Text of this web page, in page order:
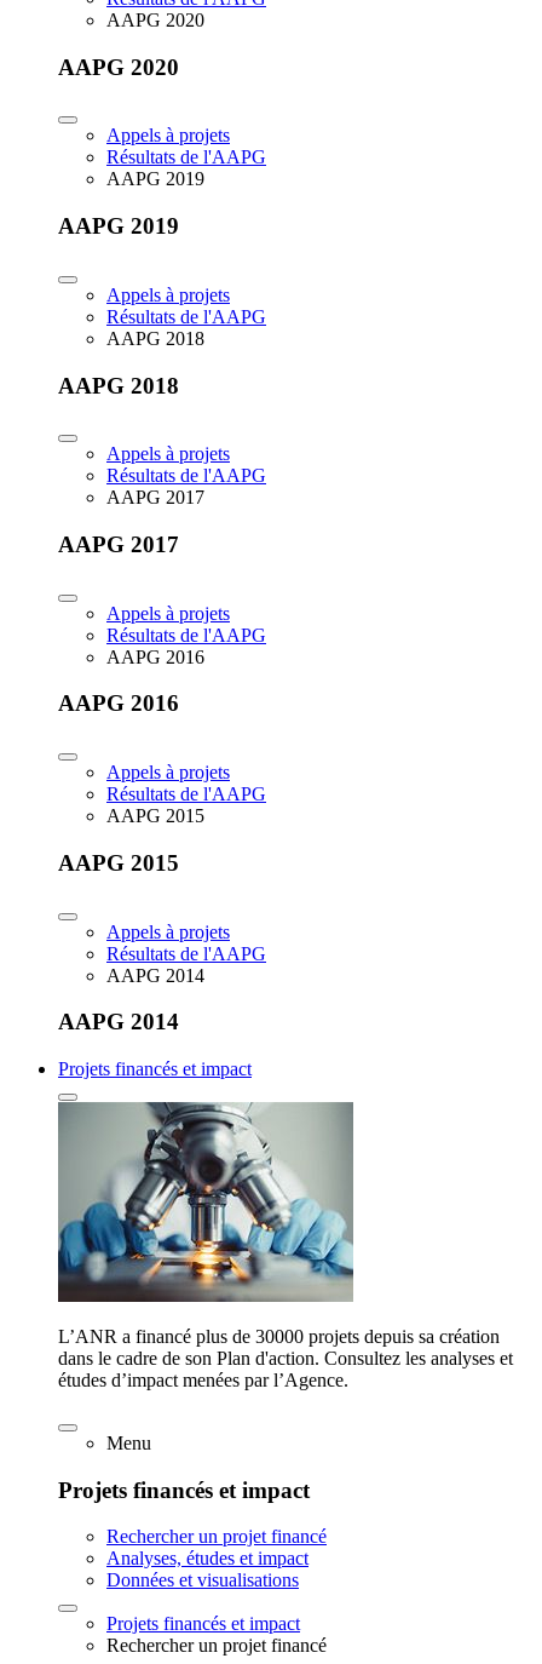
AAPG 2020
AAPG 2020
Appels à projets
Résultats de l'AAPG
AAPG 2019
AAPG 2019
Appels à projets
Résultats de l'AAPG
AAPG 2018
AAPG 2018
Appels à projets
Résultats de l'AAPG
AAPG 2017
AAPG 2017
Appels à projets
Résultats de l'AAPG
AAPG 2016
AAPG 2016
Appels à projets
Résultats de l'AAPG
AAPG 2015
AAPG 2015
Appels à projets
Résultats de l'AAPG
AAPG 2014
AAPG 2014
Projets financés et impact
L’ANR a financé plus de 30000 projets depuis sa création
dans le cadre de son Plan d'action. Consultez les analyses et
études d’impact menées par l’Agence.
Menu
Projets financés et impact
Rechercher un projet financé
Analyses, études et impact
Données et visualisations
Projets financés et impact
Rechercher un projet financé